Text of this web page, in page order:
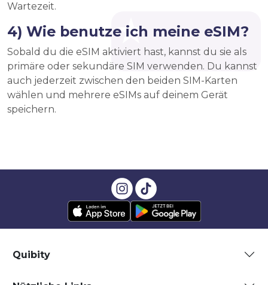
Wartezeit.
4) Wie benutze ich meine eSIM?
Sobald du die eSIM aktiviert hast, kannst du sie als
primäre oder sekundäre SIM verwenden. Du kannst
auch jederzeit zwischen den beiden SIM-Karten
wählen und mehrere eSIMs auf deinem Gerät
speichern.
Quibity